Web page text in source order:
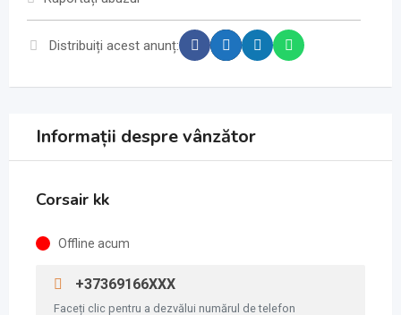
Distribuiți acest anunț:
Informații despre vânzător
Corsair kk
Offline acum
+37369166XXX
Faceți clic pentru a dezvălui numărul de telefon